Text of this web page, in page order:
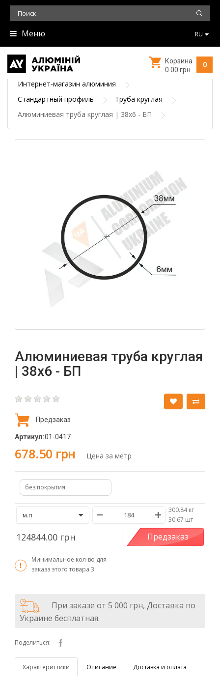
Меню RU
0
Корзина
0.00 грн
Интернет-магазин алюминия
Стандартный профиль
Труба круглая
Алюминиевая труба круглая | 38х6 - БП
Алюминиевая труба круглая
| 38х6 - БП
Предзаказ
Артикул:01-0417
678.50 грн Цена за метр
без покрытия
300.84 кг
/30.67 шт
124844.00 грн Предзаказ
Минимальное кол-во для
заказа этого товара 3
При заказе от 5 000 грн, Доставка по
Украине бесплатная.
Поделиться:
Характеристики Описание Доставка и оплата